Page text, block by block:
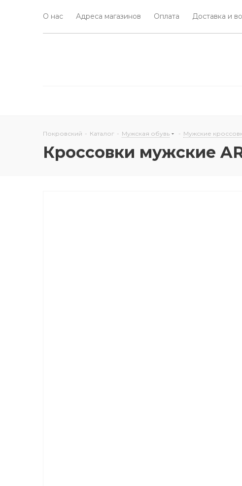
О нас Адреса магазинов Оплата Доставка и
Покровский - Каталог - Мужская обувь - Мужские
Кроссовки мужские